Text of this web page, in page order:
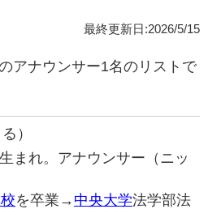
最終更新日:2026/5/15
アナウンサー1名のリストで
）
まれ。アナウンサー（ニッ
を卒業→ 中央大学法学部法